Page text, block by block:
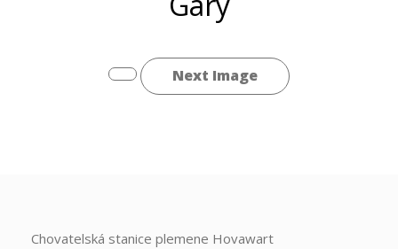
Next Image
Chovatelská stanice plemene Hovawart